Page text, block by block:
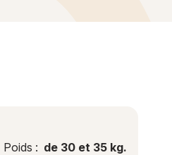
Poids : de 30 et 35 kg.